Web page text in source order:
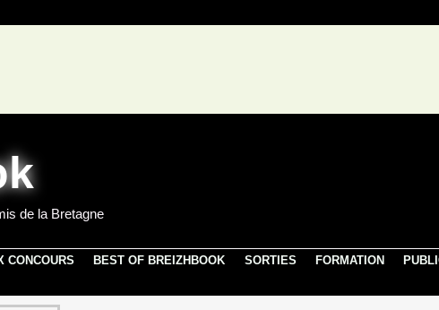
de la Bretagne
CONCOURS BEST OF BREIZHBOOK SORTIES FORMATION